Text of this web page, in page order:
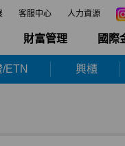
客服中心 人力資源
財富管理 國際
ETN 興櫃